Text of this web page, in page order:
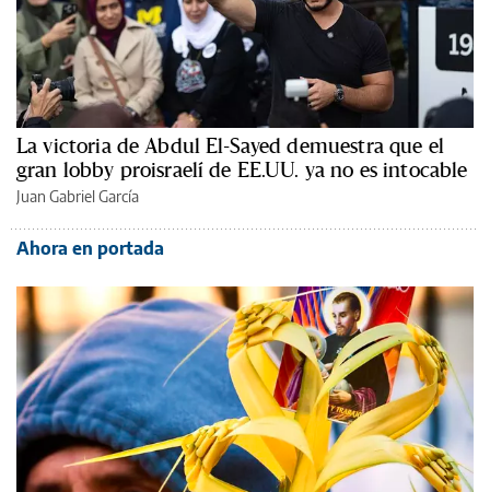
La victoria de Abdul El-Sayed demuestra que el
gran lobby proisraelí de EE.UU. ya no es intocable
Juan Gabriel García
Ahora en portada